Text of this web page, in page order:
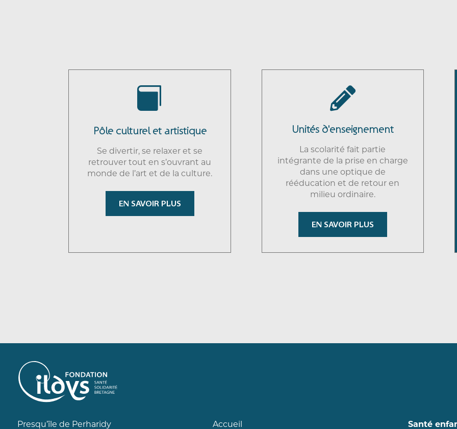

Pôle culturel et artistique
Se divertir, se relaxer et se
retrouver tout en s’ouvrant au
monde de l’art et de la culture.
EN SAVOIR PLUS

Unités d'enseignement
La scolarité fait partie
intégrante de la prise en charge
dans une optique de
rééducation et de retour en
milieu ordinaire.
EN SAVOIR PLUS
Presqu’île de Perharidy Accueil Santé